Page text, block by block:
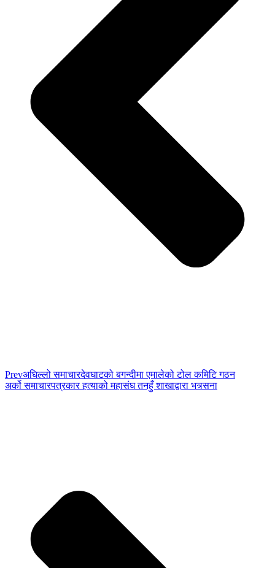
Prevअघिल्लो समाचारदेवघाटको बगन्दीमा एमालेको टोल कमिटि गठन
अर्को समाचारपत्रकार हत्याको महासंघ तनहुँ शाखाद्वारा भत्र्सना